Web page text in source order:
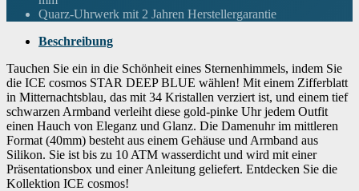
Uhrwerk
Garantie
Wenn dieses Produkt von Amazon verkauft wird, findest du die
Garantieinformationen auf der Webseite des Herstellers. Wenn dieses Produkt
von einer anderen Partei verkauft wird, wende dich bitte direkt an den Verkäufer,
um Garantieinformationen für dieses Produkt zu erhalten. Möglicherweise
findest du auch Garantieinformationen auf der Webseite des Herstellers.
Garantiebezeichnung 2 Jahre
Quarz-Uhrwerk mit 2 Jahren Herstellergarantie
Beschreibung
Tauchen Sie ein in die Schönheit eines Sternenhimmels, indem Sie
die ICE cosmos STAR DEEP BLUE wählen! Mit einem Zifferblatt
in Mitternachtsblau, das mit 34 Kristallen verziert ist, und einem tief
schwarzen Armband verleiht diese gold-pinke Uhr jedem Outfit
einen Hauch von Eleganz und Glanz. Die Damenuhr im mittleren
Format (40mm) besteht aus einem Gehäuse und Armband aus
Silikon. Sie ist bis zu 10 ATM wasserdicht und wird mit einer
Präsentationsbox und einer Anleitung geliefert. Entdecken Sie die
Kollektion ICE cosmos!